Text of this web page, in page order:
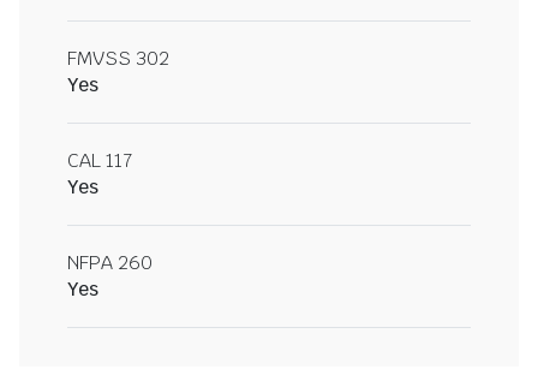
FMVSS 302
Yes
CAL 117
Yes
NFPA 260
Yes